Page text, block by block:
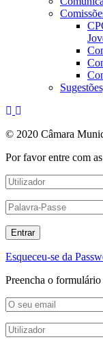
© 2020 Câmara
Por favor entre com
Esqueceu-se da
Preencha o